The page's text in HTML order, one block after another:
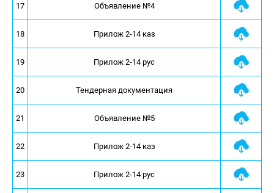
17 Объявление №4
18 Прилож 2-14 каз
19 Прилож 2-14 рус
20 Тендерная документация
21 Объявление №5
22 Прилож 2-14 каз
23 Прилож 2-14 рус